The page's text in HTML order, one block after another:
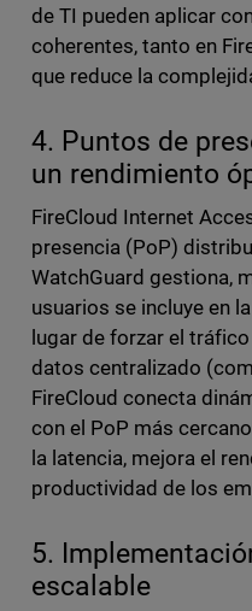
de TI pueden aplicar
coherentes, tanto en
que reduce la
4. Puntos de
un rendimiento
FireCloud Internet
presencia (PoP)
WatchGuard gestiona,
usuarios se incluye en
lugar de forzar el
datos centralizado
FireCloud conecta
con el PoP más
la latencia, mejora el
productividad de los
5.
escalable